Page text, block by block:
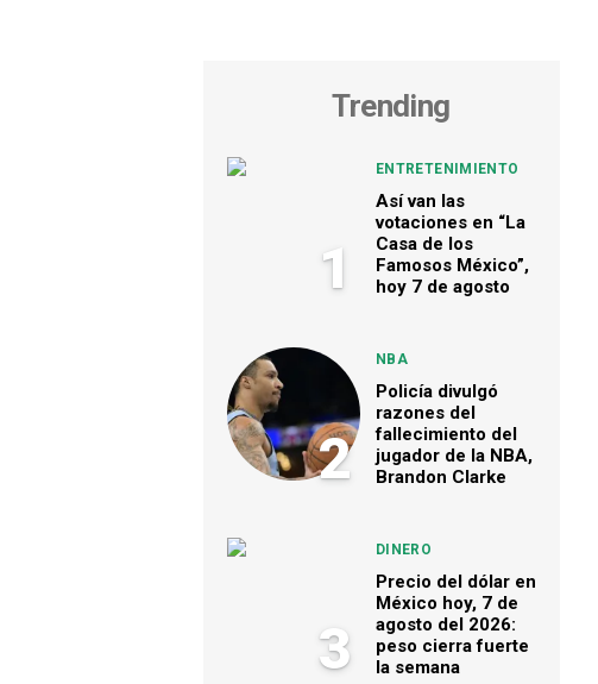
Trending
1
ENTRETENIMIENTO
Así van las
votaciones en “La
Casa de los
Famosos México”,
hoy 7 de agosto
2
NBA
Policía divulgó
razones del
fallecimiento del
jugador de la NBA,
Brandon Clarke
3
DINERO
Precio del dólar en
México hoy, 7 de
agosto del 2026:
peso cierra fuerte
la semana